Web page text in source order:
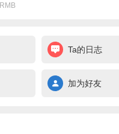
RMB
Ta的日志
加为好友